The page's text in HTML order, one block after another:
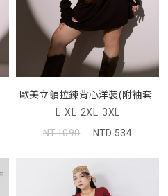
歐美立領拉鍊背心洋裝(附袖套)
MUA
L XL 2XL 3XL
NT.1090
NTD.534